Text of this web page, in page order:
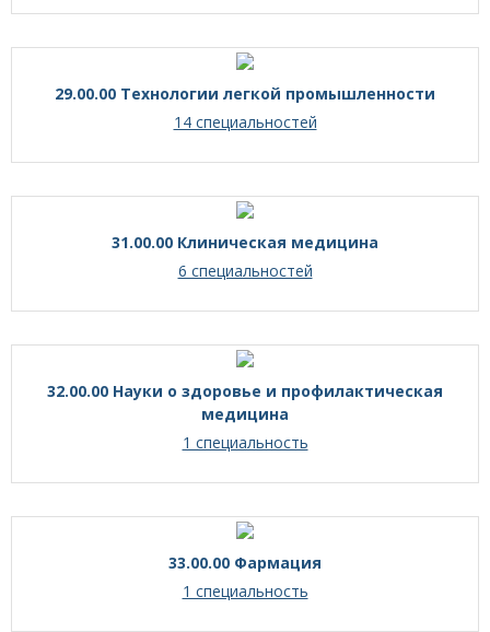
29.00.00 Технологии легкой промышленности
14 специальностей
31.00.00 Клиническая медицина
6 специальностей
32.00.00 Науки о здоровье и профилактическая
медицина
1 специальность
33.00.00 Фармация
1 специальность